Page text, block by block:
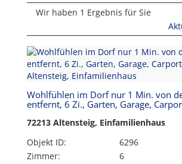
Wir haben 1 Ergebnis für Sie
Wohlfühlen im Dorf nur 1 Min. von
entfernt, 6 Zi., Garten, Garage,
72213 Altensteig, Einfamilienhaus
Objekt ID:
6296
Zimmer:
6